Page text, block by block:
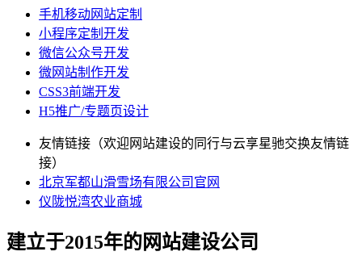
手机移动网站定制
小程序定制开发
微信公众号开发
微网站制作开发
CSS3前端开发
H5推广/专题页设计
友情链接（欢迎网站建设的同行与云享星驰交换友情链
接）
北京军都山滑雪场有限公司官网
仪陇悦湾农业商城
建立于2015年的网站建设公司